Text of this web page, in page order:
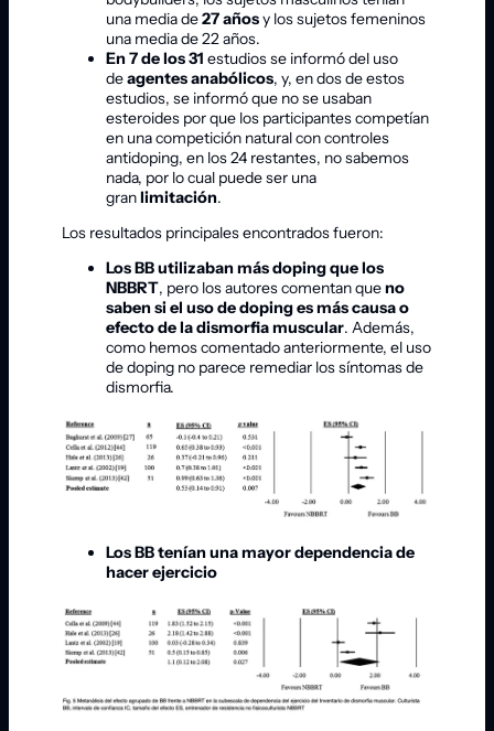
una media de27 añosy los sujetos femeninos
una media de 22 años.
En 7 de los 31 estudios se informó del uso
deagentes anabólicos, y, en dos de estos
estudios, se informó que no se usaban
esteroides por que los participantes competían
en una competición natural con controles
antidoping, en los 24 restantes, no sabemos
nada, por lo cual puede ser una
granlimitación.
Los resultados principales encontrados fueron:
Los BB utilizaban más doping que los
NBBRT, pero los autores comentan queno
saben si el uso de doping es más causa o
efecto de la dismorfia muscular. Además,
como hemos comentado anteriormente, el uso
de doping no parece remediar los síntomas de
dismorfia.
Los BB tenían una mayor dependencia de
hacer ejercicio